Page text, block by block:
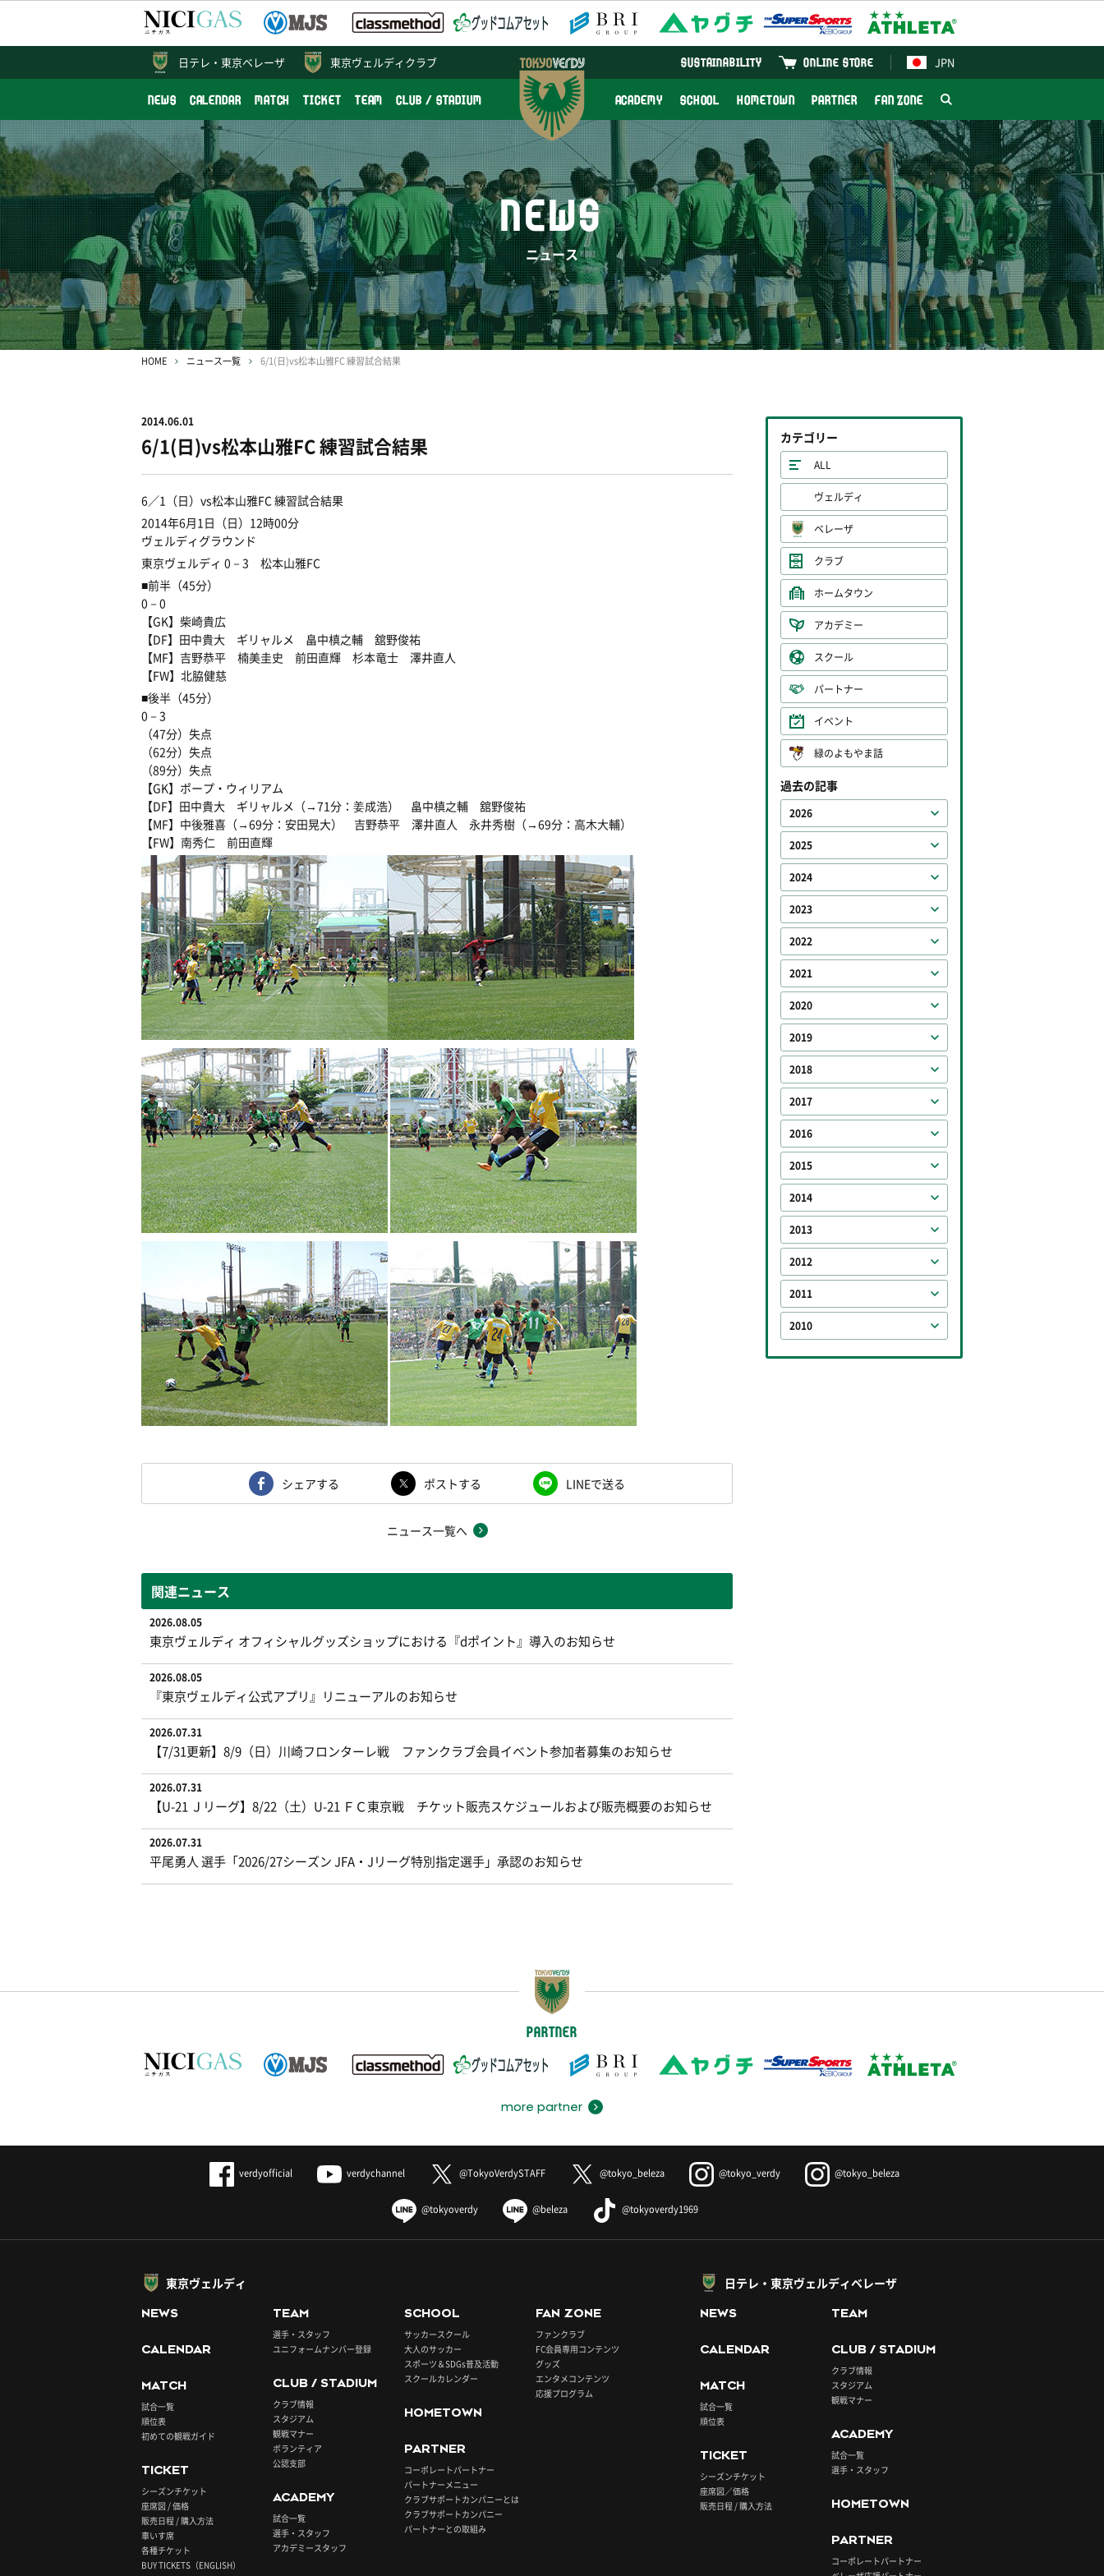
東京ヴェルディクラブ JPN
ONLINE STORE
SUSTAINABILITY
NEWS CALENDAR MATCH TICKET TEAM CLUB / STADIUM ACADEMY SCHOOL HOMETOWN PARTNER FAN ZONE
日テレ・ 東京ベレーザ
NEWS
ニュース
HOME ニュース一覧 6/1(日)vs松本山雅FC 練習試合結果
2014.06.01
6/1(日)vs松本山雅FC 練習試合結果
6／1（日）vs松本山雅FC 練習試合結果
2014年6月1日（日）12時00分
ヴェルディグラウンド
東京ヴェルディ 0－3 松本山雅FC
■前半（45分）
0－0
【GK】柴崎貴広
【DF】田中貴大 ギリャルメ 畠中槙之輔 舘野俊祐
【MF】吉野恭平 楠美圭史 前田直輝 杉本竜士 澤井直人
【FW】北脇健慈
■後半（45分）
0－3
（47分）失点
（62分）失点
（89分）失点
【GK】ポープ・ウィリアム
【DF】田中貴大 ギリャルメ（→71分：姜成浩） 畠中槙之輔 舘野俊祐
【MF】中後雅喜（→69分：安田晃大） 吉野恭平 澤井直人 永井秀樹（→69分：高木大輔）
【FW】南秀仁 前田直輝
シェアする ポストする LINEで送る
ニュース一覧へ
関連ニュース
2026.08.05
東京ヴェルディ オフィシャルグッズショップにおける『dポイント』導入のお知らせ
2026.08.05
『東京ヴェルディ公式アプリ』リニューアルのお知らせ
2026.07.31
【7/31更新】8/9（日）川崎フロンターレ戦 ファンクラブ会員イベント参加者募集のお知らせ
2026.07.31
【U-21 Ｊリーグ】8/22（土）U-21 ＦＣ東京戦 チケット販売スケジュールおよび販売概要のお知らせ
2026.07.31
平尾勇人 選手「2026/27シーズン JFA・Jリーグ特別指定選手」承認のお知らせ
カテゴリー
ALL
ヴェルディ
ベレーザ
クラブ
ホームタウン
アカデミー
スクール
パートナー
イベント
緑のよもやま話
過去の記事
2026
2025
2024
2023
2022
2021
2020
2019
2018
2017
2016
2015
2014
2013
2012
2011
2010
PARTNER
more partner
verdyofficial verdychannel @TokyoVerdySTAFF @tokyo_beleza @tokyo_verdy @tokyo_beleza
@tokyoverdy @beleza @tokyoverdy1969
東京ヴェルディ
NEWS
CALENDAR
MATCH
試合一覧
順位表
初めての観戦ガイド
TICKET
シーズンチケット
座席図 / 価格
販売日程 / 購入方法
車いす席
各種チケット
BUY TICKETS（ENGLISH）
TEAM
選手・スタッフ
ユニフォームナンバー登録
CLUB / STADIUM
クラブ情報
スタジアム
観戦マナー
ボランティア
公認支部
ACADEMY
試合一覧
選手・スタッフ
アカデミースタッフ
SCHOOL
サッカースクール
大人のサッカー
スポーツ＆SDGs普及活動
スクールカレンダー
HOMETOWN
PARTNER
コーポレートパートナー
パートナーメニュー
クラブサポートカンパニーとは
クラブサポートカンパニー
パートナーとの取組み
FAN ZONE
ファンクラブ
FC会員専用コンテンツ
グッズ
エンタメコンテンツ
応援プログラム
日テレ・東京ヴェルディベレーザ
NEWS
CALENDAR
MATCH
試合一覧
順位表
TICKET
シーズンチケット
座席図／価格
販売日程 / 購入方法
TEAM
CLUB / STADIUM
クラブ情報
スタジアム
観戦マナー
ACADEMY
試合一覧
選手・スタッフ
HOMETOWN
PARTNER
コーポレートパートナー